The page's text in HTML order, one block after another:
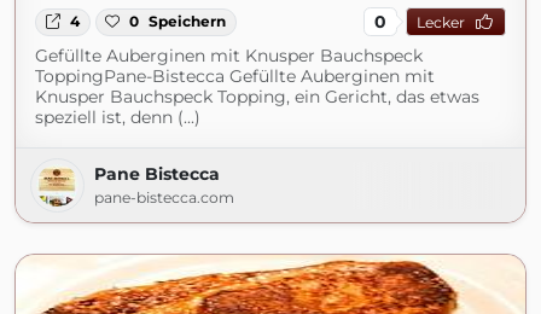
4 0 Speichern 0 Lecker
Gefüllte Auberginen mit Knusper Bauchspeck
ToppingPane-Bistecca Gefüllte Auberginen mit
Knusper Bauchspeck Topping, ein Gericht, das etwas
speziell ist, denn (...)
Pane Bistecca
pane-bistecca.com